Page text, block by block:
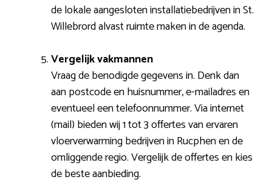
de lokale aangesloten installatiebedrijven in St.
Willebrord alvast ruimte maken in de agenda.
Vergelijk vakmannen
Vraag de benodigde gegevens in. Denk dan
aan postcode en huisnummer, e-mailadres en
eventueel een telefoonnummer. Via internet
(mail) bieden wij 1 tot 3 offertes van ervaren
vloerverwarming bedrijven in Rucphen en de
omliggende regio. Vergelijk de offertes en kies
de beste aanbieding.